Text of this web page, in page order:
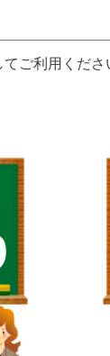
ご利用くださ